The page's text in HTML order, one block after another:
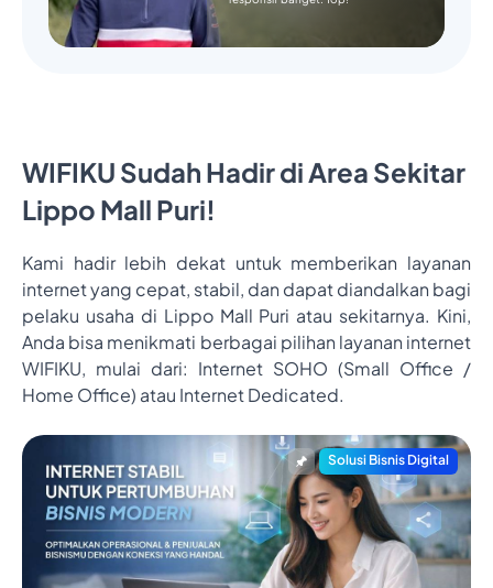
WIFIKU Sudah Hadir di Area Sekitar
Lippo Mall Puri!
Kami hadir lebih dekat untuk memberikan layanan
internet yang cepat, stabil, dan dapat diandalkan bagi
pelaku usaha di Lippo Mall Puri atau sekitarnya. Kini,
Anda bisa menikmati berbagai pilihan layanan internet
WIFIKU, mulai dari: Internet SOHO (Small Office /
Home Office) atau Internet Dedicated.
Solusi Bisnis Digital